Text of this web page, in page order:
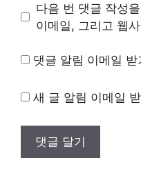
트
다음 번 댓글 작성
이메일, 그리고 웹
댓글 알림 이메일 받
새 글 알림 이메일